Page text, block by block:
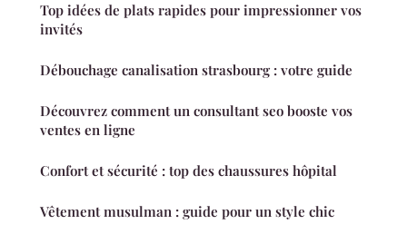
Top idées de plats rapides pour impressionner vos
invités
Débouchage canalisation strasbourg : votre guide
Découvrez comment un consultant seo booste vos
ventes en ligne
Confort et sécurité : top des chaussures hôpital
Vêtement musulman : guide pour un style chic